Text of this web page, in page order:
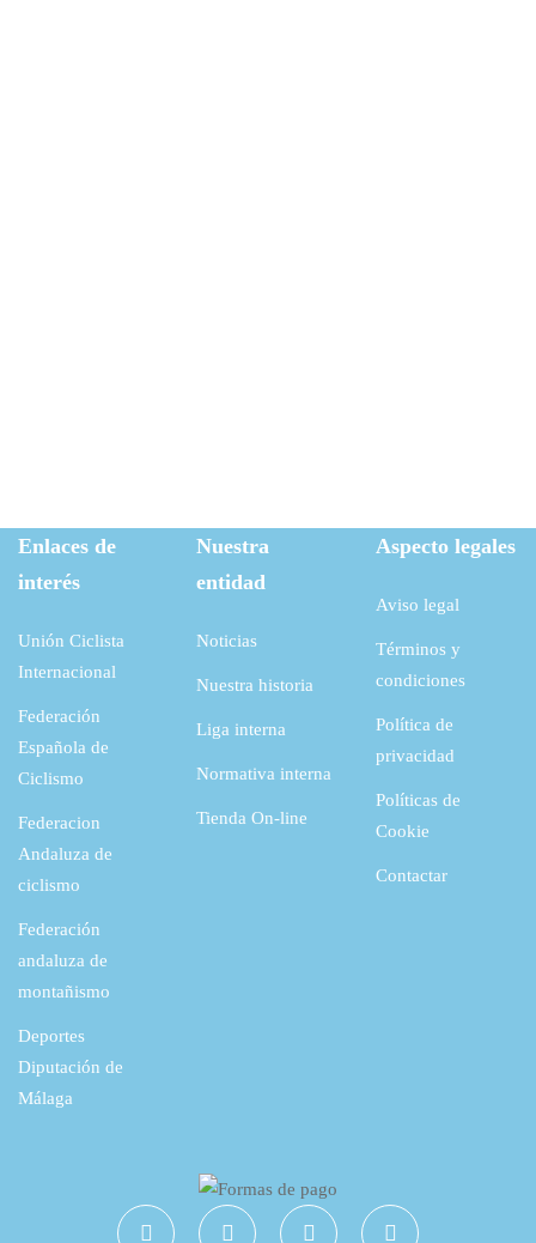
Enlaces de
interés
Unión Ciclista
Internacional
Federación
Española de
Ciclismo
Federacion
Andaluza de
ciclismo
Federación
andaluza de
montañismo
Deportes
Diputación de
Málaga
Nuestra
entidad
Noticias
Nuestra historia
Liga interna
Normativa interna
Tienda On-line
Aspecto legales
Aviso legal
Términos y
condiciones
Política de
privacidad
Políticas de
Cookie
Contactar